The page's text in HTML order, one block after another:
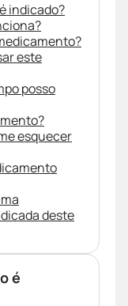
indicado?
este
posso
esquecer
deste
é